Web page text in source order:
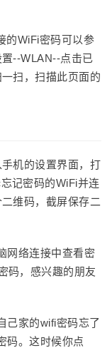
的WiFi密码可以参
--WLAN--点击已
扫，扫描此页面的
机的设置界面，打
记密码的WiFi并连
维码，截屏保存二
网络连接中查看密
码，感兴趣的朋友
己家的wifi密码忘了
码。这时候你点